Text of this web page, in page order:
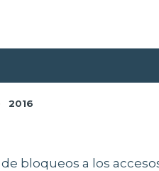
2016
de bloqueos a los